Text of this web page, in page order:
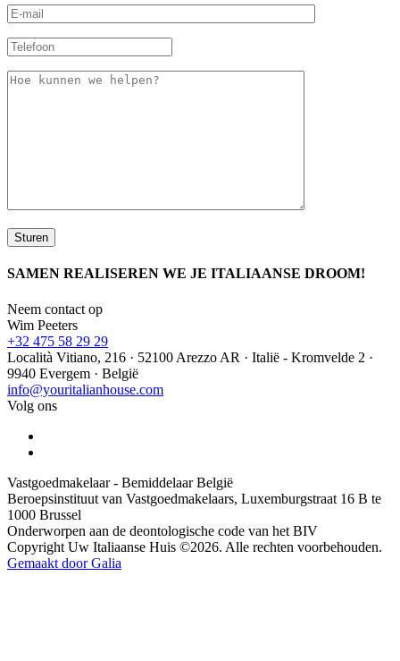
SAMEN REALISEREN WE JE ITALIAANSE DROOM!
Neem contact op
Wim Peeters
+32 475 58 29 29
Località Vitiano, 216 · 52100 Arezzo AR · Italië - Kromvelde 2 ·
9940 Evergem · België
info@youritalianhouse.com
Volg ons
Vastgoedmakelaar - Bemiddelaar België
Beroepsinstituut van Vastgoedmakelaars, Luxemburgstraat 16 B te
1000 Brussel
Onderworpen aan de deontologische code van het BIV
Copyright Uw Italiaanse Huis ©2026. Alle rechten voorbehouden.
Gemaakt door Galia